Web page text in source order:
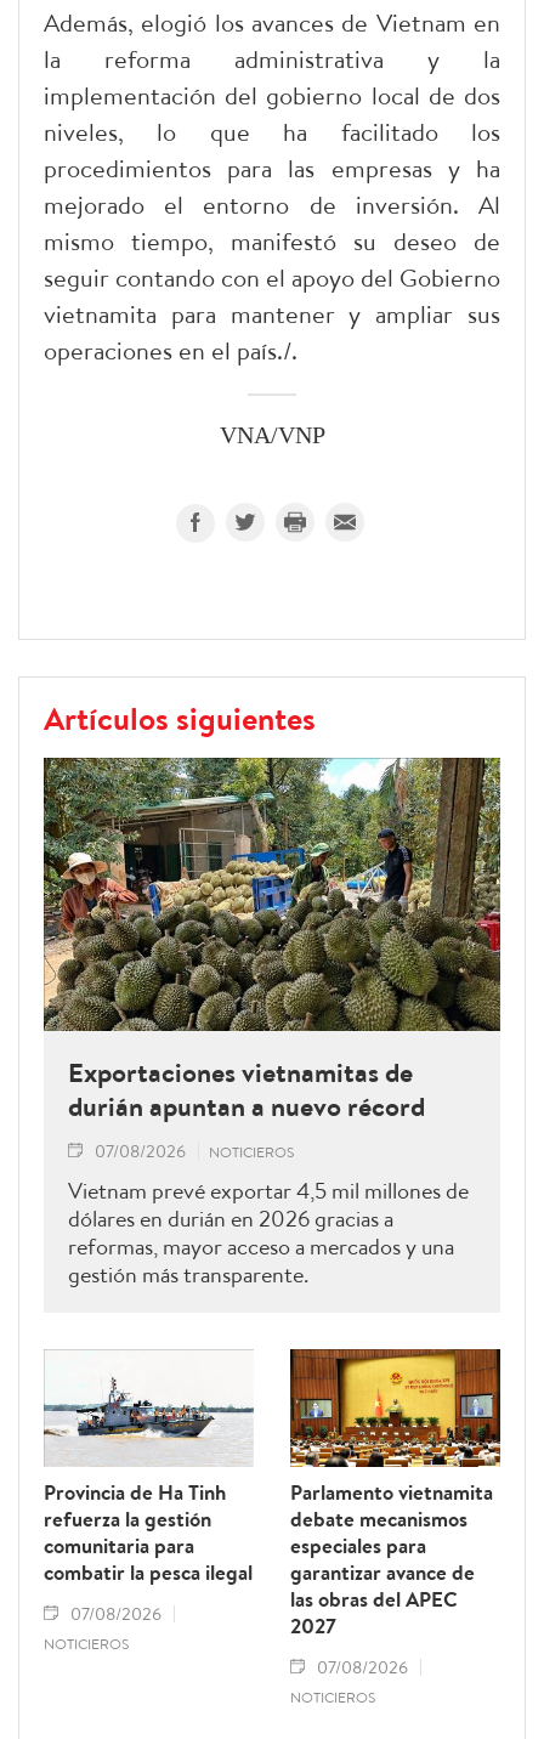
Además, elogió los avances de Vietnam en
la reforma administrativa y la
implementación del gobierno local de dos
niveles, lo que ha facilitado los
procedimientos para las empresas y ha
mejorado el entorno de inversión. Al
mismo tiempo, manifestó su deseo de
seguir contando con el apoyo del Gobierno
vietnamita para mantener y ampliar sus
operaciones en el país./.
VNA/VNP
Artículos siguientes
Exportaciones vietnamitas de
durián apuntan a nuevo récord
07/08/2026 NOTICIEROS
Vietnam prevé exportar 4,5 mil millones de
dólares en durián en 2026 gracias a
reformas, mayor acceso a mercados y una
gestión más transparente.
Provincia de Ha Tinh
refuerza la gestión
comunitaria para
combatir la pesca ilegal
07/08/2026
NOTICIEROS
Parlamento vietnamita
debate mecanismos
especiales para
garantizar avance de
las obras del APEC
2027
07/08/2026
NOTICIEROS